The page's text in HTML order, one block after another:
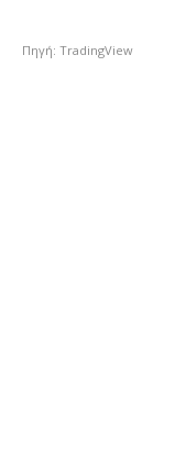
Πηγή: TradingView